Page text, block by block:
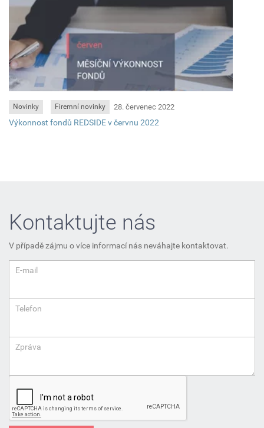
Novinky Firemní novinky 28. červenec 2022
Výkonnost fondů REDSIDE v červnu 2022
Kontaktujte nás
V případě zájmu o více informací nás neváhajte kontaktovat.
E-mail
Telefon
Zpráva